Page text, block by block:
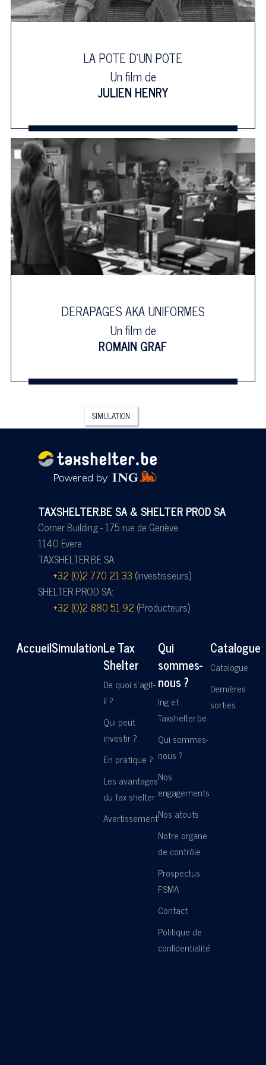
LA POTE D'UN POTE
Un film de
JULIEN HENRY
DERAPAGES AKA UNIFORMES
Un film de
ROMAIN GRAF
SIMULATION
TAXSHELTER.BE SA & SHELTER PROD SA
Corner Building - 175 rue de Genève
1140 Evere
TAXSHELTER.BE SA:
+32 (0)2 770 21 33 (Investisseurs)
SHELTER PROD SA:
+32 (0)2 880 51 92 (Producteurs)
AccueilSimulationLe Tax
Shelter
De quoi s'agit-
il ?
Qui peut
investir ?
En pratique ?
Les avantages
du tax shelter
Avertissement
Qui
sommes-
nous ?
Ing et
Taxshelter.be
Qui sommes-
nous ?
Nos
engagements
Nos atouts
Notre organe
de contrôle
Prospectus
FSMA
Contact
Politique de
confidentialité
Catalogue
Catalogue
Dernières
sorties